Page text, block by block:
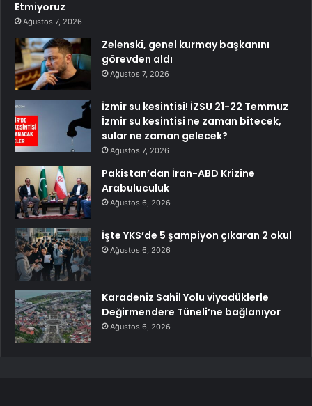
Etmiyoruz
Ağustos 7, 2026
Zelenski, genel kurmay başkanını
görevden aldı
Ağustos 7, 2026
İzmir su kesintisi! İZSU 21-22 Temmuz
İzmir su kesintisi ne zaman bitecek,
sular ne zaman gelecek?
Ağustos 7, 2026
Pakistan’dan İran-ABD Krizine
Arabuluculuk
Ağustos 6, 2026
İşte YKS’de 5 şampiyon çıkaran 2 okul
Ağustos 6, 2026
Karadeniz Sahil Yolu viyadüklerle
Değirmendere Tüneli’ne bağlanıyor
Ağustos 6, 2026